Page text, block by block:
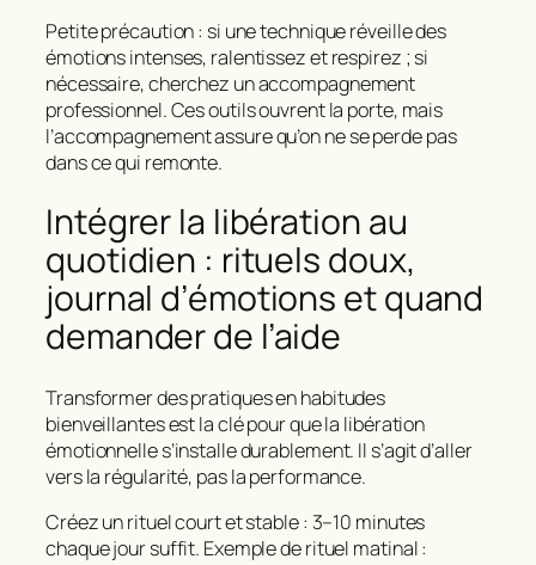
Petite précaution : si une technique réveille des
émotions intenses, ralentissez et respirez ; si
nécessaire, cherchez un accompagnement
professionnel. Ces outils ouvrent la porte, mais
l’accompagnement assure qu’on ne se perde pas
dans ce qui remonte.
Intégrer la libération au
quotidien : rituels doux,
journal d’émotions et quand
demander de l’aide
Transformer des pratiques en habitudes
bienveillantes est la clé pour que la libération
émotionnelle s’installe durablement. Il s’agit d’aller
vers la régularité, pas la performance.
Créez un rituel court et stable : 3–10 minutes
chaque jour suffit. Exemple de rituel matinal :